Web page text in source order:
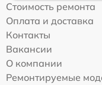
Стоимость ремонта
Оплата и доставка
Контакты
Вакансии
О компании
Ремонтируемые